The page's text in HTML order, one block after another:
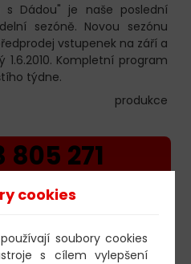
s Dádou" je naše poslední
sezóně. Novou sezónu
vstupenek na září a
Kompletní program
týdne.
produkce
805 271
jezeře – 65. U
cookies
soubory cookies
s cílem vylepšení